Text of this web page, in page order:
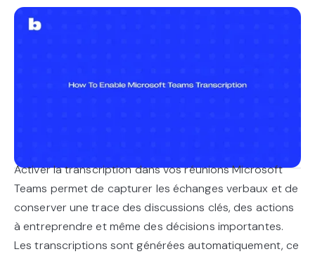
Activer la transcription dans vos réunions Microsoft
Teams permet de capturer les échanges verbaux et de
conserver une trace des discussions clés, des actions
à entreprendre et même des décisions importantes.
Les transcriptions sont générées automatiquement, ce